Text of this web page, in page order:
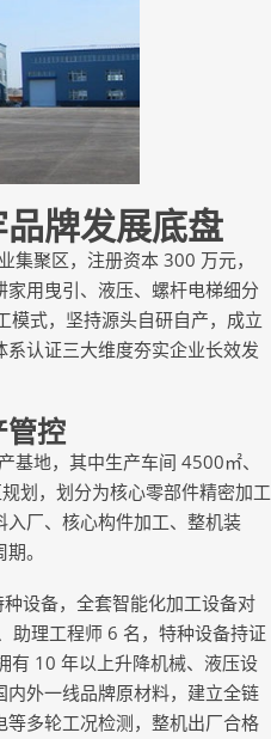
牌发展底盘
聚区，注册资本 300 万元，
用曳引、液压、螺杆电梯细分
模式，坚持源头自研自产，成立
认证三大维度夯实企业长效发
控
地，其中生产车间 4500㎡、
划，划分为核心零部件精密加工
厂、核心构件加工、整机装
。
设备，全套智能化加工设备对
助理工程师 6 名，特种设备持证
有 10 年以上升降机械、液压设
外一线品牌原材料，建立全链
多轮工况检测，整机出厂合格